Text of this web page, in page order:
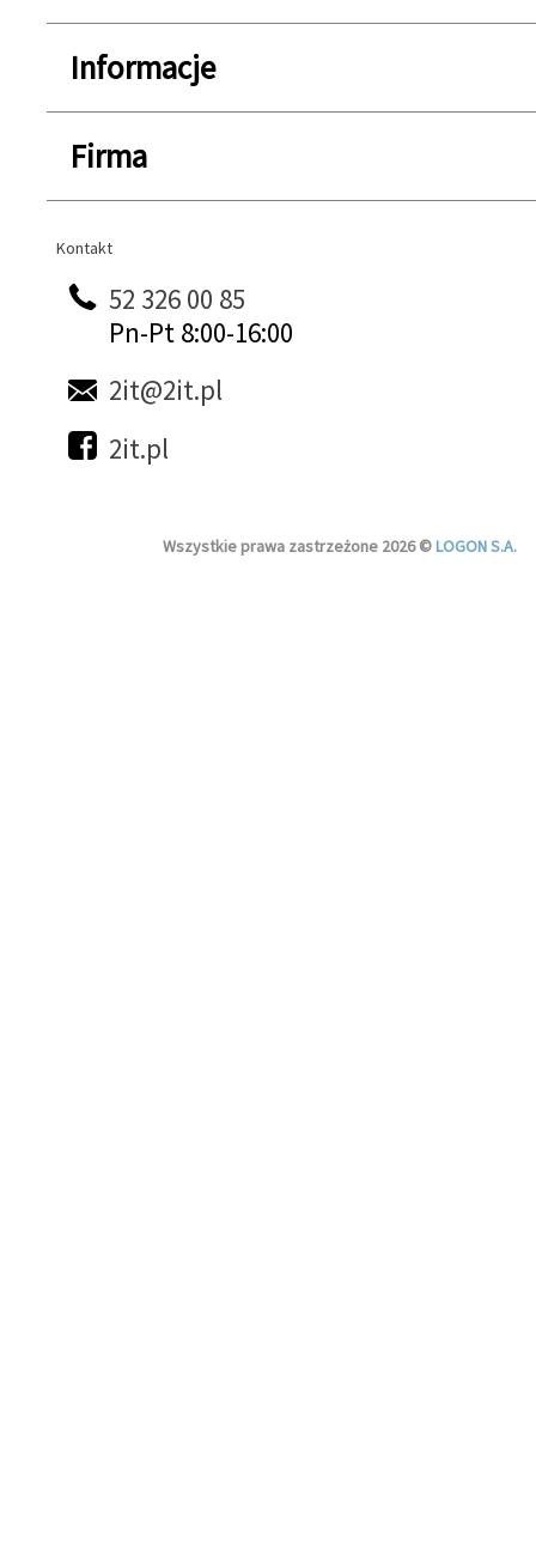
Informacje
Firma
Kontakt
Kontakt
52 326 00 85
Pn-Pt 8:00-16:00
2it@2it.pl
2it.pl
Wszystkie prawa zastrzeżone 2026 ©LOGON S.A.